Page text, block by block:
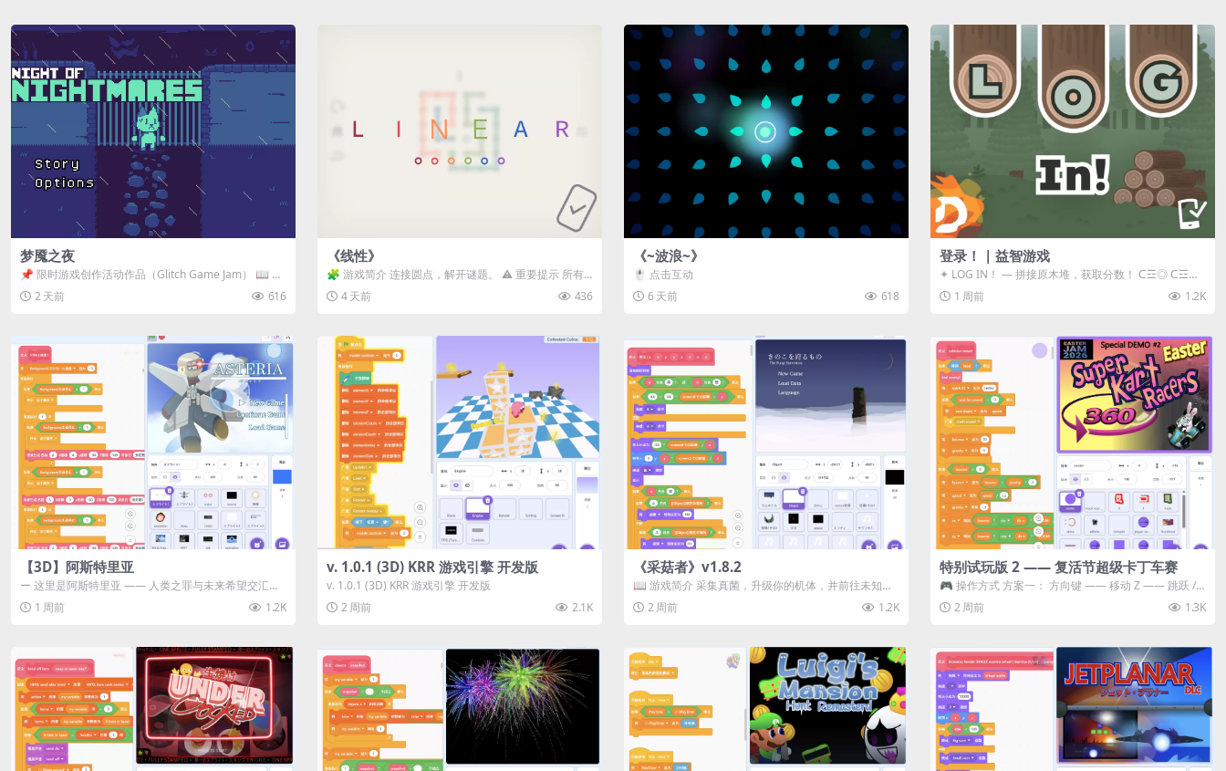
梦魇之夜
📌 限时游戏创作活动作品（Glitch Game Jam） 📖 故
事背景 怪物四...
2 天前 616
《线性》
🧩 游戏简介 连接圆点，解开谜题。 ⚠️ 重要提示 所有
关卡均可通关，请确保使用...
4 天前 436
《~波浪~》
🖱️ 点击互动
6 天前
618
登录！ | 益智游戏
✦ LOG IN！ — 拼接原木堆，获取分数！ ᑕ☲◎ ᑕ☲◎
ᑕ☲◎ ᑕ☲◎ ...
1 周前 1.2K
【3D】阿斯特里亚
ー 这里是阿斯特里亚 —— 人类之罪与未来希望交汇之
地 📖 游戏简介 《阿斯特里...
1 周前 1.2K
v. 1.0.1 (3D) KRR 游戏引擎 开发版
v. 1.0.1 (3D) KRR 游戏引擎 开发版
2 周前
2.1K
《采菇者》v1.8.2
📖 游戏简介 采集真菌，升级你的机体，并前往未知领
域探索。 这是一款静谧的探索冒...
2 周前 1.2K
特别试玩版 2 —— 复活节超级卡丁车赛
🎮 操作方式 方案一： 方向键 —— 移动 Z —— 跳跃 /
漂移 方案二： ...
2 周前 1.3K